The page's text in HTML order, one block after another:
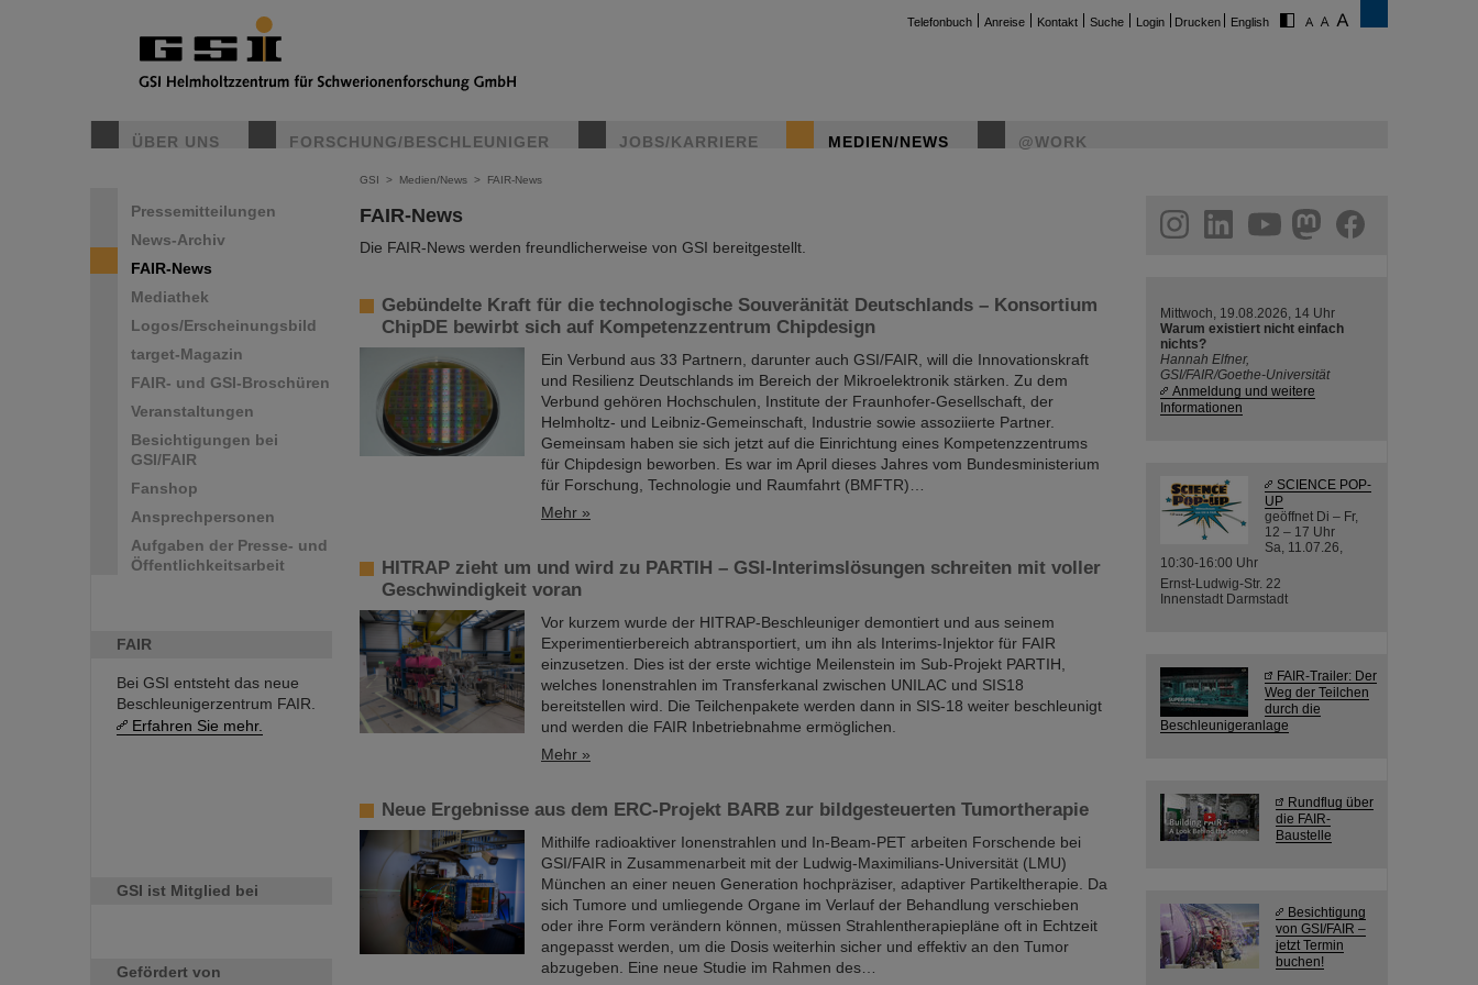
Telefonbuch Anreise Kontakt Suche Login Drucken English
ÜBER UNS FORSCHUNG/BESCHLEUNIGER JOBS/KARRIERE MEDIEN/NEWS @WORK
Pressemitteilungen
News-Archiv
FAIR-News
Mediathek
Logos/Erscheinungsbild
target-Magazin
FAIR- und GSI-Broschüren
Veranstaltungen
Besichtigungen bei
GSI/FAIR
Fanshop
Ansprechpersonen
Aufgaben der Presse- und
Öffentlichkeitsarbeit
FAIR
Bei GSI entsteht das neue
Beschleunigerzentrum FAIR.
Erfahren Sie mehr.
GSI ist Mitglied bei
Gefördert von
GSI > Medien/News > FAIR-News
FAIR-News
Die FAIR-News werden freundlicherweise von GSI bereitgestellt.
Gebündelte Kraft für die technologische Souveränität Deutschlands – Konsortium
ChipDE bewirbt sich auf Kompetenzzentrum Chipdesign
Ein Verbund aus 33 Partnern, darunter auch GSI/FAIR, will die Innovationskraft
und Resilienz Deutschlands im Bereich der Mikroelektronik stärken. Zu dem
Verbund gehören Hochschulen, Institute der Fraunhofer-Gesellschaft, der
Helmholtz- und Leibniz-Gemeinschaft, Industrie sowie assoziierte Partner.
Gemeinsam haben sie sich jetzt auf die Einrichtung eines Kompetenzzentrums
für Chipdesign beworben. Es war im April dieses Jahres vom Bundesministerium
für Forschung, Technologie und Raumfahrt (BMFTR)…
Mehr »
HITRAP zieht um und wird zu PARTIH – GSI-Interimslösungen schreiten mit voller
Geschwindigkeit voran
Vor kurzem wurde der HITRAP-Beschleuniger demontiert und aus seinem
Experimentierbereich abtransportiert, um ihn als Interims-Injektor für FAIR
einzusetzen. Dies ist der erste wichtige Meilenstein im Sub-Projekt PARTIH,
welches Ionenstrahlen im Transferkanal zwischen UNILAC und SIS18
bereitstellen wird. Die Teilchenpakete werden dann in SIS-18 weiter beschleunigt
und werden die FAIR Inbetriebnahme ermöglichen.
Mehr »
Neue Ergebnisse aus dem ERC-Projekt BARB zur bildgesteuerten Tumortherapie
Mithilfe radioaktiver Ionenstrahlen und In-Beam-PET arbeiten Forschende bei
GSI/FAIR in Zusammenarbeit mit der Ludwig-Maximilians-Universität (LMU)
München an einer neuen Generation hochpräziser, adaptiver Partikeltherapie. Da
sich Tumore und umliegende Organe im Verlauf der Behandlung verschieben
oder ihre Form verändern können, müssen Strahlentherapiepläne oft in Echtzeit
angepasst werden, um die Dosis weiterhin sicher und effektiv an den Tumor
abzugeben. Eine neue Studie im Rahmen des…
helmholtz.social
facebook
Mittwoch, 19.08.2026, 14 Uhr
Warum existiert nicht einfach
nichts?
Hannah Elfner,
GSI/FAIR/Goethe-Universität
Anmeldung und weitere
Informationen
SCIENCE POP-
UP
geöffnet Di – Fr,
12 – 17 Uhr
Sa, 11.07.26,
10:30-16:00 Uhr
Ernst-Ludwig-Str. 22
Innenstadt Darmstadt
FAIR-Trailer: Der
Weg der Teilchen
durch die
Beschleunigeranlage
Rundflug über
die FAIR-
Baustelle
Besichtigung
von GSI/FAIR –
jetzt Termin
buchen!